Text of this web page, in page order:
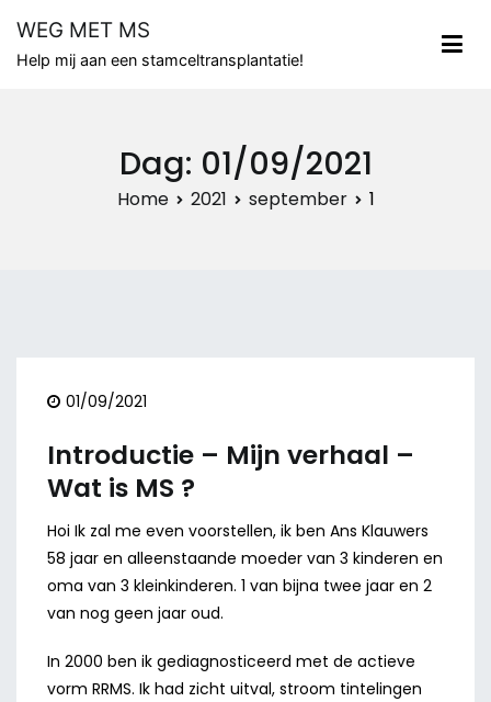
inhoud
WEG MET MS
Help mij aan een stamceltransplantatie!
Dag: 01/09/2021
Home 2021 september 1
01/09/2021
Introductie – Mijn verhaal –
Wat is MS ?
Hoi Ik zal me even voorstellen, ik ben Ans Klauwers
58 jaar en alleenstaande moeder van 3 kinderen en
oma van 3 kleinkinderen. 1 van bijna twee jaar en 2
van nog geen jaar oud.
In 2000 ben ik gediagnosticeerd met de actieve
vorm RRMS. Ik had zicht uitval, stroom tintelingen